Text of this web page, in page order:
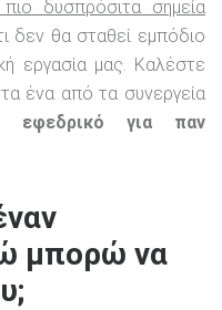
δυσπρόσιτα σημεία
δεν θα σταθεί εμπόδιο
εργασία μας. Καλέστε
ένα από τα συνεργεία
εφεδρικό για παν
μπορώ να